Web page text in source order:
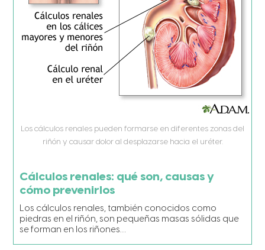
Los cálculos renales pueden formarse en diferentes zonas del
riñón y causar dolor al desplazarse hacia el uréter.
Cálculos renales: qué son, causas y
cómo prevenirlos
Los cálculos renales, también conocidos como
piedras en el riñón, son pequeñas masas sólidas que
se forman en los riñones…